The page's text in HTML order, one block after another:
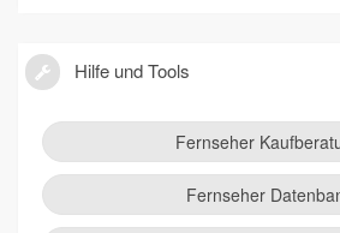
Hilfe und Tools
Fernseher
Fernseher